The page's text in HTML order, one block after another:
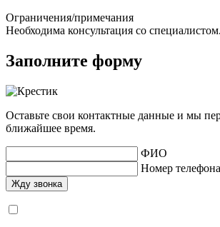
Ограничения/примечания
Необходима консультация со специалистом.
Заполните форму
Оставьте свои контактные данные и мы
ближайшее время.
ФИО
Номер телефона